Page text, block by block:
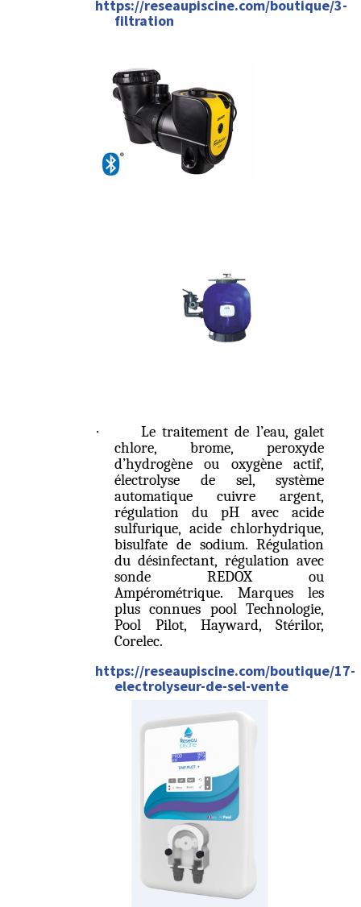
https://reseaupiscine.com/boutique/3-
filtration
·
Le traitement de l’eau, galet
chlore, brome, peroxyde
d’hydrogène ou oxygène actif,
électrolyse de sel, système
automatique cuivre argent,
régulation du pH avec acide
sulfurique, acide chlorhydrique,
bisulfate de sodium. Régulation
du désinfectant, régulation avec
sonde REDOX ou
Ampérométrique. Marques les
plus connues pool Technologie,
Pool Pilot, Hayward, Stérilor,
Corelec.
https://reseaupiscine.com/boutique/17-
electrolyseur-de-sel-vente